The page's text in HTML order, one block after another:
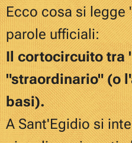
Ecco cosa si legge
parole ufficiali:
Il cortocircuito tra
"straordinario" (o
basi).
A Sant'Egidio si